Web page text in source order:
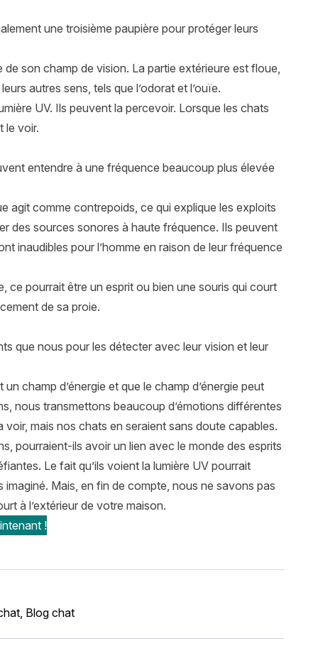
une troisième paupière pour protéger leurs
son champ de vision. La partie extérieure est floue,
autres sens, tels que l’odorat et l’ouïe.
UV. Ils peuvent la percevoir. Lorsque les chats
le voir.
entendre à une fréquence beaucoup plus élevée
agit comme contrepoids, ce qui explique les exploits
des sources sonores à haute fréquence. Ils peuvent
inaudibles pour l’homme en raison de leur fréquence
ce pourrait être un esprit ou bien une souris qui court
de sa proie.
que nous pour les détecter avec leur vision et leur
champ d’énergie et que le champ d’énergie peut
nous transmettons beaucoup d’émotions différentes
mais nos chats en seraient sans doute capables.
pourraient-ils avoir un lien avec le monde des esprits
Le fait qu’ils voient la lumière UV pourrait
imaginé. Mais, en fin de compte, nous ne savons pas
à l’extérieur de votre maison.
!
, Blog chat